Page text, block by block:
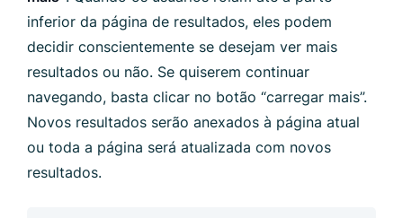
inferior da página de resultados, eles podem
decidir conscientemente se desejam ver mais
resultados ou não. Se quiserem continuar
navegando, basta clicar no botão “carregar mais”.
Novos resultados serão anexados à página atual
ou toda a página será atualizada com novos
resultados.